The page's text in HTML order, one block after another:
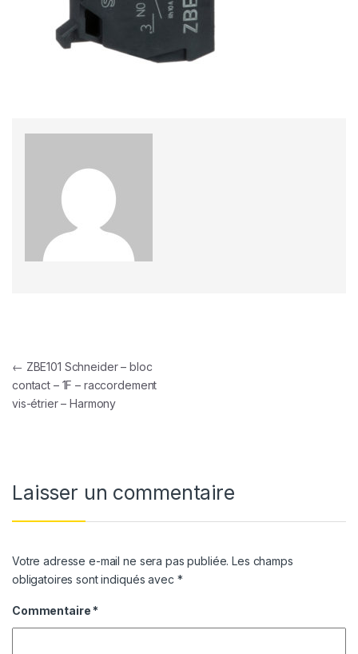
Navigation de l’article
← ZBE101 Schneider – bloc
contact – 1F – raccordement
vis-étrier – Harmony
Laisser un commentaire
Votre adresse e-mail ne sera pas publiée. Les champs
obligatoires sont indiqués avec *
Commentaire *